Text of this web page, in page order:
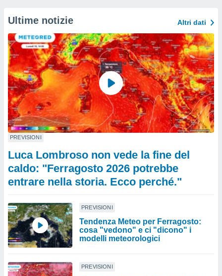
Ultime notizie Altri dati
PREVISIONI
Luca Lombroso non vede la fine del
caldo: "Ferragosto 2026 potrebbe
entrare nella storia. Ecco perché."
PREVISIONI
Tendenza Meteo per Ferragosto:
cosa "vedono" e ci "dicono" i
modelli meteorologici
PREVISIONI